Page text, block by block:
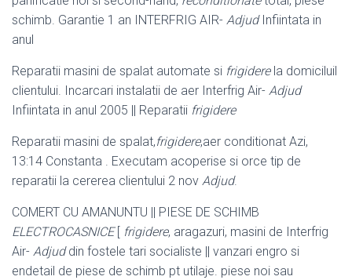
schimb. Garantie 1 an INTERFRIG AIR- AdjudInfiintata in
anul
Reparatii masini de spalat automate si frigiderela domiciluil
clientului. Incarcari instalatii de aer Interfrig Air- Adjud
Infiintata in anul 2005 || Reparatii frigidere
Reparatii masini de spalat,frigidere,aer conditionat Azi,
13:14 Constanta . Executam acoperise si orce tip de
reparatii la cererea clientului 2 nov Adjud.
COMERT CU AMANUNTU || PIESE DE SCHIMB
ELECTROCASNICE[ frigidere, aragazuri, masini de Interfrig
Air- Adjuddin fostele tari socialiste || vanzari engro si
endetail de piese de schimb pt utilaje. piese noi sau